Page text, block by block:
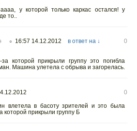
аааа, у которой только каркас остался! у
то..
○ 16:57 14.12.2012 в ответ на ↓
0
которой прикрыли группу это погибла
Машина улетела с обрыва и загорелась.
0
влетела в басоту зрителей и это была
которой прикрыли группу Б